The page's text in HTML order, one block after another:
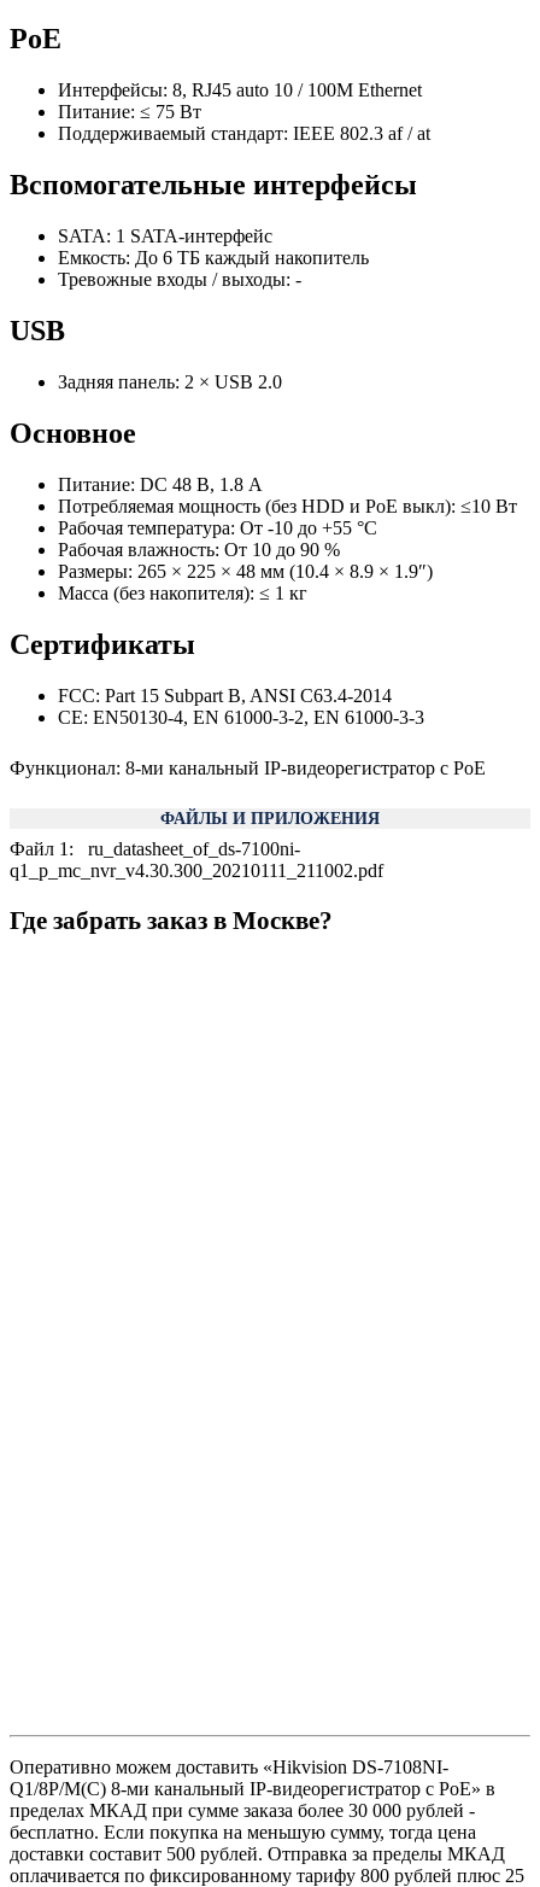
PoE
Интерфейсы: 8, RJ45 auto 10 / 100M Ethernet
Питание: ≤ 75 Вт
Поддерживаемый стандарт: IEEE 802.3 af / at
Вспомогательные интерфейсы
SATA: 1 SATA-интерфейс
Емкость: До 6 ТБ каждый накопитель
Тревожные входы / выходы: -
USB
Задняя панель: 2 × USB 2.0
Основное
Питание: DC 48 В, 1.8 А
Потребляемая мощность (без HDD и PoE выкл): ≤10 Вт
Рабочая температура: От -10 до +55 °C
Рабочая влажность: От 10 до 90 %
Размеры: 265 × 225 × 48 мм (10.4 × 8.9 × 1.9″)
Масса (без накопителя): ≤ 1 кг
Сертификаты
FCC: Part 15 Subpart B, ANSI C63.4-2014
CE: EN50130-4, EN 61000-3-2, EN 61000-3-3
Функционал: 8-ми канальный IP-видеорегистратор c PoE
ФАЙЛЫ И ПРИЛОЖЕНИЯ
Файл 1 :
ru_datasheet_of_ds-7100ni-
q1_p_mc_nvr_v4.30.300_20210111_211002.pdf
Где забрать заказ в Москве?
Оперативно можем доставить «Hikvision DS-7108NI-
Q1/8P/M(C) 8-ми канальный IP-видеорегистратор c PoE» в
пределах МКАД при сумме заказа более 30 000 рублей -
бесплатно. Если покупка на меньшую сумму, тогда цена
доставки составит 500 рублей. Отправка за пределы МКАД
оплачивается по фиксированному тарифу 800 рублей плюс 25